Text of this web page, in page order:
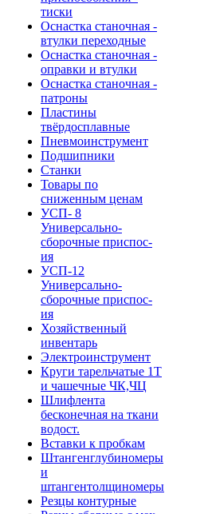
тиски
Оснастка станочная -
втулки переходные
Оснастка станочная -
оправки и втулки
Оснастка станочная -
патроны
Пластины
твёрдосплавные
Пневмоинструмент
Подшипники
Станки
Товары по
сниженным ценам
УСП- 8
Универсально-
сборочные приспос-
ия
УСП-12
Универсально-
сборочные приспос-
ия
Хозяйственный
инвентарь
Электроинструмент
Круги тарельчатые 1Т
и чашечные ЧК,ЧЦ
Шлифлента
бесконечная на ткани
водост.
Вставки к пробкам
Штангенглубиномеры
и
штангентолщиномеры
Резцы контурные